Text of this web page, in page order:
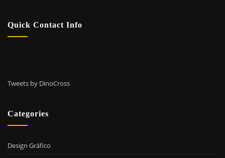
Quick Contact Info
Tweets by DinoCross
Categories
Design Gráfico